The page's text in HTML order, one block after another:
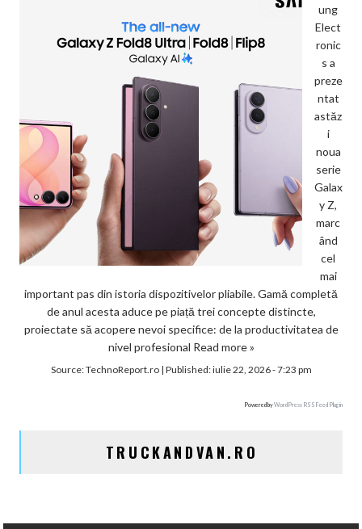
ung
Elect
ronic
s a
preze
ntat
astăz
i
noua
serie
Galax
y Z,
marc
ând
cel
mai
important pas din istoria dispozitivelor pliabile. Gamă completă
de anul acesta aduce pe piață trei concepte distincte,
proiectate să acopere nevoi specifice: de la productivitatea de
nivel profesional Read more »
Source:TechnoReport.ro| Published:iulie 22, 2026 - 7:23 pm
Powered byWordPress RSS Feed Plugin
TRUCKANDVAN.RO